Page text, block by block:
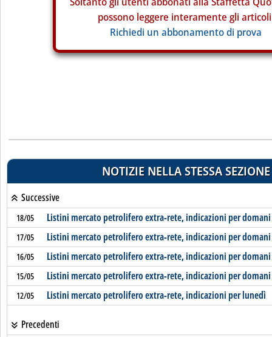
possono leggere interamente gli
Richiedi un abbonamento di prova
NOTIZIE NELLA STESSA SEZIONE
Successive
18/05 Listini mercato petrolifero extra-rete, indicazioni per domani
17/05 Listini mercato petrolifero extra-rete, indicazioni per domani
16/05 Listini mercato petrolifero extra-rete, indicazioni per domani
15/05 Listini mercato petrolifero extra-rete, indicazioni per domani
12/05 Listini mercato petrolifero extra-rete, indicazioni per lunedì
Precedenti